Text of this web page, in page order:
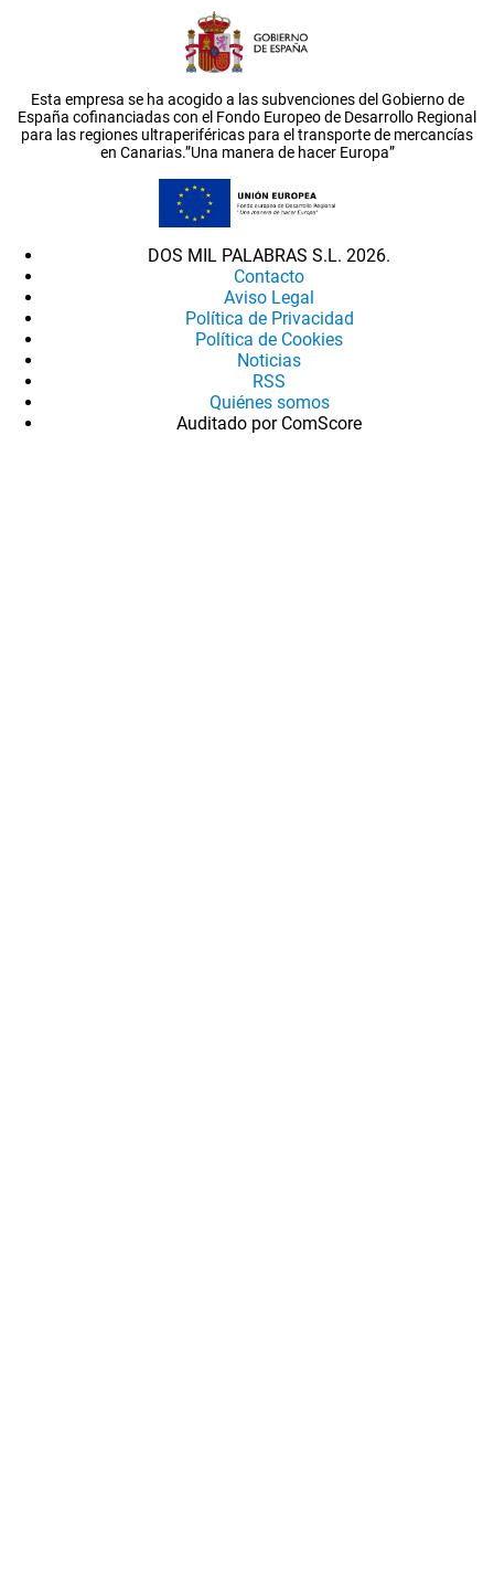
Esta empresa se ha acogido a las subvenciones del Gobierno de
España cofinanciadas con el Fondo Europeo de Desarrollo Regional
para las regiones ultraperiféricas para el transporte de mercancías
en Canarias.”Una manera de hacer Europa”
DOS MIL PALABRAS S.L. 2026.
Contacto
Aviso Legal
Política de Privacidad
Política de Cookies
Noticias
RSS
Quiénes somos
Auditado por ComScore